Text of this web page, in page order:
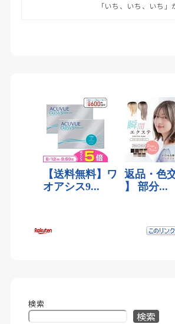
「いち、いち、いち
検索
検索